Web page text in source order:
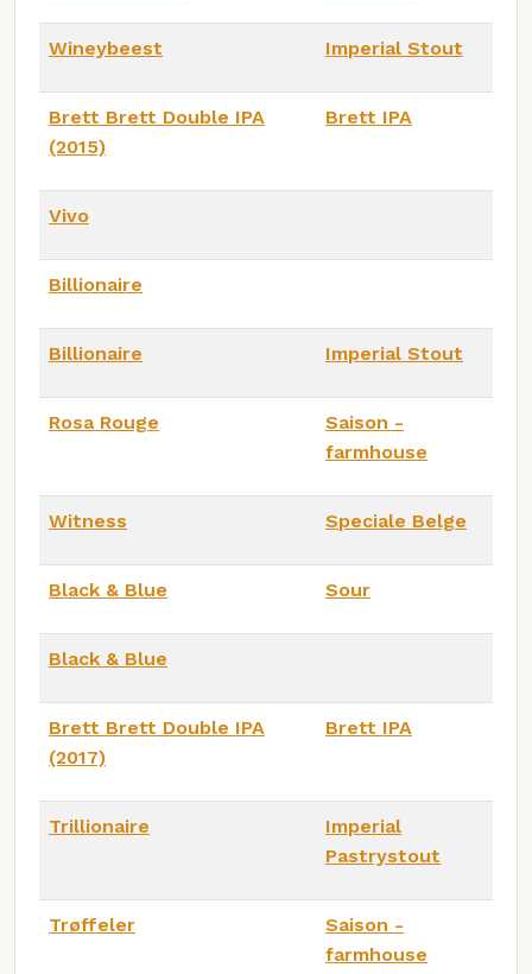
Wineybeest Imperial Stout
Brett Brett Double IPA
(2015)
Brett IPA
Vivo
Billionaire
Billionaire Imperial Stout
Rosa Rouge
Saison -
farmhouse
Witness Speciale Belge
Black & Blue Sour
Black & Blue
Brett Brett Double IPA
(2017)
Brett IPA
Trillionaire
Imperial
Pastrystout
Trøffeler
Saison -
farmhouse